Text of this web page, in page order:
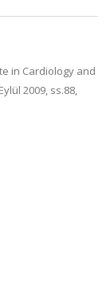
in Cardiology and
2009, ss.88,